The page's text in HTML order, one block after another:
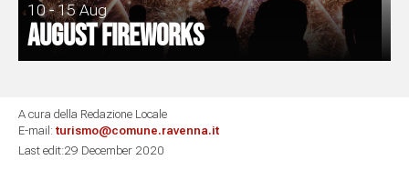
10 - 15 Aug
August fireworks
A cura della Redazione Locale
E-mail: turismo@comune.ravenna.it
Last edit:29 December 2020